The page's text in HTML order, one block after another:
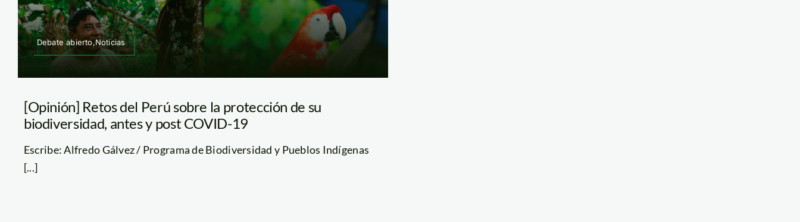
Debate abierto,Noticias
[Opinión] Retos del Perú sobre la protección de su
biodiversidad, antes y post COVID-19
Escribe: Alfredo Gálvez / Programa de Biodiversidad y Pueblos Indígenas
[...]